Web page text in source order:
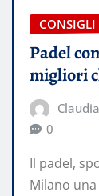
CONSIGLI
Padel
migliori
0
Il padel,
Milano